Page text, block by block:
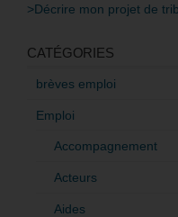
>Décrire mon projet de
CATÉGORIES
brèves emploi
Emploi
Accompagnement
Acteurs
Aides